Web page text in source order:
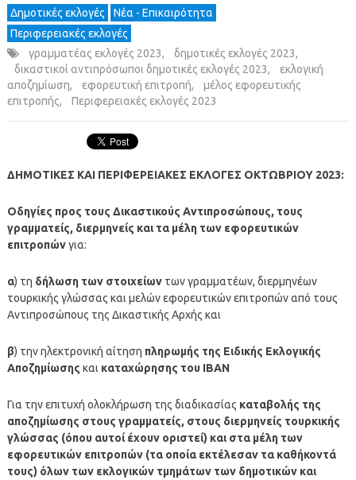
Δημοτικές εκλογές
Νέα - Επικαιρότητα
Περιφερειακές εκλογές
γραμματέας εκλογές 2023, δημοτικές εκλογές 2023,
δικαστικοί αντιπρόσωποι δημοτικές εκλογές 2023,
εκλογική
αποζημίωση, εφορευτική επιτροπή,
μέλος εφορευτικής
επιτροπής, Περιφερειακές εκλογές 2023
ΔΗΜΟΤΙΚΕΣ ΚΑΙ ΠΕΡΙΦΕΡΕΙΑΚΕΣ ΕΚΛΟΓΕΣ ΟΚΤΩΒΡΙΟΥ 2023:
Οδηγίες προς τους Δικαστικούς Αντιπροσώπους, τους
γραμματείς, διερμηνείς και τα μέλη των εφορευτικών
επιτροπώνγια:
α) τη δήλωση των στοιχείωντων γραμματέων, διερμηνέων
τουρκικής γλώσσας και μελών εφορευτικών επιτροπών από τους
Αντιπροσώπους της Δικαστικής Αρχής και
β) την ηλεκτρονική αίτηση πληρωμής της Ειδικής Εκλογικής
Αποζημίωσης και καταχώρησης του ΙΒΑΝ
Για την επιτυχή ολοκλήρωση της διαδικασίας καταβολής της
αποζημίωσης στους γραμματείς, στους διερμηνείς τουρκικής
γλώσσας (όπου αυτοί έχουν οριστεί) και στα μέλη των
εφορευτικών επιτροπών (τα οποία εκτέλεσαν τα καθήκοντά
τους) όλων των εκλογικών τμημάτων των δημοτικών και